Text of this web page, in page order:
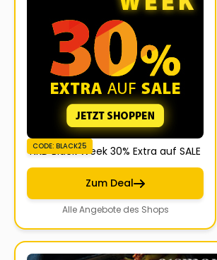
CODE: BLACK25
NKD Black Week 30% Extra auf SALE
Zum Deal
Alle Angebote des Shops